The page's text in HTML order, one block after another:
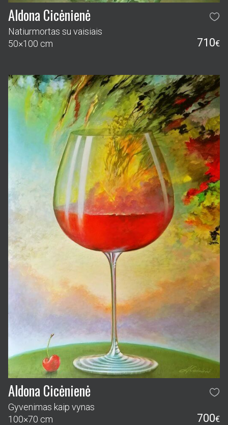
Aldona Cicėnienė
Natiurmortas su vaisiais
50×100 cm
710€
Aldona Cicėnienė
Gyvenimas kaip vynas
100×70 cm
700€